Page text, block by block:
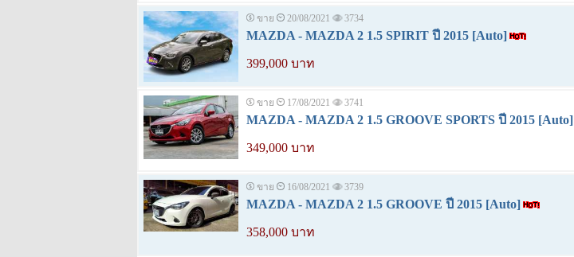
ขาย 20/08/2021 3734
MAZDA - MAZDA 2 1.5 SPIRIT ปี 2015 [Auto]
399,000 บาท
ขาย 17/08/2021 3741
MAZDA - MAZDA 2 1.5 GROOVE SPORTS ปี 2015 [Auto]
349,000 บาท
ขาย 16/08/2021 3739
MAZDA - MAZDA 2 1.5 GROOVE ปี 2015 [Auto]
358,000 บาท